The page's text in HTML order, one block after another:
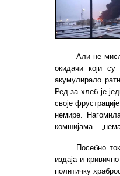
Али не
окидачи који
акумулирало
Ред за хлеб је
своје
немире.
комшијама –
Посебно
издаја и
политичку